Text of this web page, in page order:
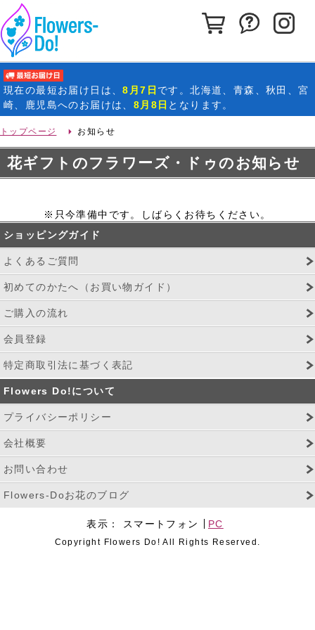
カートを見る
お問い合
現在の最短お届け日 は、8月7日 です。北海道、青森、秋田、宮
崎、鹿児島へのお届けは、 8月8日 となります。
トップページ お知らせ
花ギフトのフラワーズ・ドゥのお知らせ
※只今準備中です。しばらくお待ちください。
ショッピングガイド
よくあるご質問
初めてのかたへ（お買い物ガイド）
ご購入の流れ
会員登録
特定商取引法に基づく表記
Flowers Do!について
プライバシーポリシー
会社概要
お問い合わせ
Flowers-Doお花のブログ
表示： スマートフォン PC
Copyright Flowers Do! All Rights Reserved.